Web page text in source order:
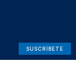
SUSCRÍBETE